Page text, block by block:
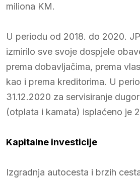
miliona KM.
U periodu od 2018. do 2020.
izmirilo sve svoje dospjele
prema dobavljačima, prema
kao i prema kreditorima. U
31.12.2020 za servisiranje
(otplata i kamata) isplaćeno je
Kapitalne investicije
Izgradnja autocesta i brzih